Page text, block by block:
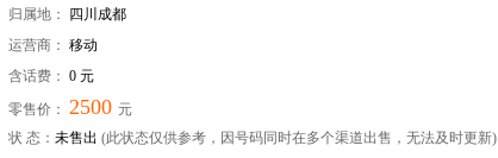
归属地：
四川成都
运营商： 移动
含话费： 0 元
零售价： 2500 元
状 态： 未售出 (此状态仅供参考，因号码同时在多个渠道出售，无法及时更新)